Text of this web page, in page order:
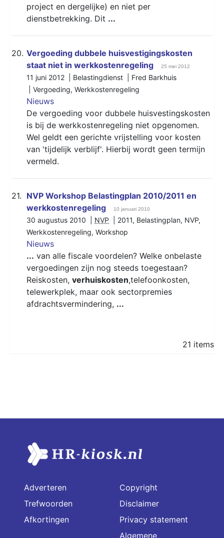
project en dergelijke) en niet per
dienstbetrekking. Dit ...
20. Vergoeding dubbele huisvestigingskosten
staat niet in werkkostenregeling
25 mei 2012
11 juni 2012 | Belastingdienst | Fred Barkhuis
Vergoeding, Werkkostenregeling
Nieuws
De vergoeding voor dubbele huisvestingskosten
is bij de werkkostenregeling niet opgenomen.
Wel geldt een gerichte vrijstelling voor kosten
van 'tijdelijk verblijf'. Hierbij wordt geen termijn
vermeld.
21. NVP Workshop Belastingplan 2010/2011 en
werkkostenregeling
10 januari 2010
30 augustus 2010 | NVP 2011, Belastingplan, NVP,
Werkkostenregeling, Workshop
Nieuws
... van alle fiscale voordelen? Welke onbelaste
vergoedingen zijn nog steeds toegestaan?
Reiskosten, verhuiskosten,telefoonkosten,
telewerkplek, maar ook sectorpremies
afdrachtsvermindering, ...
21 items
Adverteren
Trefwoorden
Afkortingen
Copyright
Disclaimer
Privacy statement
Algemene